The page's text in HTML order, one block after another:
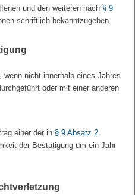
und den weiteren nach § 9
schriftlich bekanntzugeben.
nicht innerhalb eines Jahres
oder mit einer anderen
einer der in § 9 Absatz 2
der Bestätigung um ein Jahr